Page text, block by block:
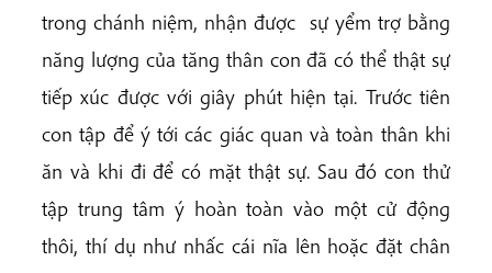
trong chánh niệm, nhận được sự yểm trợ bằng
năng lượng của tăng thân con đã có thể thật sự
tiếp xúc được với giây phút hiện tại. Trước tiên
con tập để ý tới các giác quan và toàn thân khi
ăn và khi đi để có mặt thật sự. Sau đó con thử
tập trung tâm ý hoàn toàn vào một cử động
thôi, thí dụ như nhấc cái nĩa lên hoặc đặt chân